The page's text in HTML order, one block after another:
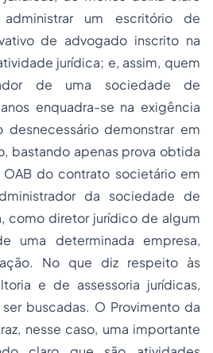
um escritório de
de advogado inscrito na
jurídica; e, assim, quem
de uma sociedade de
enquadra-se na exigência
desnecessário demonstrar em
bastando apenas prova obtida
do contrato societário em
da sociedade de
como diretor jurídico de algum
uma determinada empresa,
No que diz respeito às
e de assessoria jurídicas,
buscadas. O Provimento da
nesse caso, uma importante